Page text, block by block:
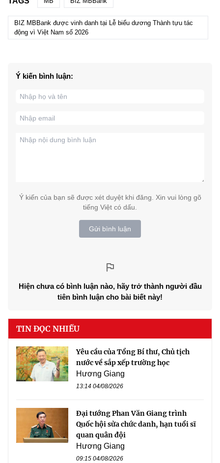
BIZ MBBank được vinh danh tại Lễ biểu dương Thành tựu tác
động vì Việt Nam số 2026
Ý kiến bình luận:
Ý kiến của bạn sẽ được xét duyệt khi đăng. Xin vui lòng gõ
tiếng Việt có dấu.
Gửi bình luận
Hiện chưa có bình luận nào, hãy trở thành người đầu
tiên bình luận cho bài biết này!
TIN ĐỌC NHIỀU
Yêu cầu của Tổng Bí thư, Chủ tịch
nước về sắp xếp trường học
Hương Giang
13:14 04/08/2026
Đại tướng Phan Văn Giang trình
Quốc hội sửa chức danh, hạn tuổi sĩ
quan quân đội
Hương Giang
09:15 04/08/2026